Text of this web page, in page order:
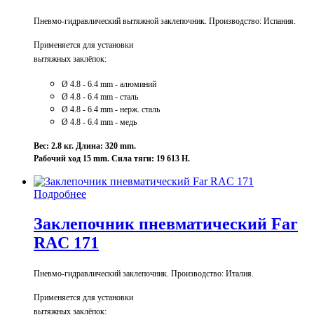
Пневмо-гидравлический вытяжной заклепочник. Производство: Испания.
Применяется для установки
вытяжных заклёпок:
Ø 4.8 - 6.4 mm - алюминий
Ø 4 .8 - 6.4 mm - сталь
Ø 4 .8 - 6.4 mm - нерж. сталь
Ø 4 .8 - 6.4 mm - медь
Вес: 2.8 кг. Длина: 320 mm.
Рабочий ход 15 mm. Сила тяги: 19 613 Н.
Подробнее
Заклепочник пневматический Far
RAC 171
Пневмо-гидравлический заклепочник. Производство: Италия.
Применяется для установки
вытяжных заклёпок: